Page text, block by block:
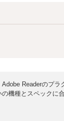
Readerのプラ
機種とスペックに